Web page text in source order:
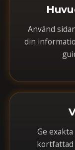
Använd
din
Ge
kortfattad